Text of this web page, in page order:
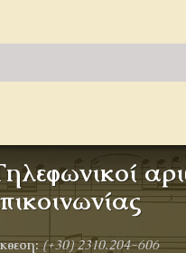
(+30) 2310.204-606